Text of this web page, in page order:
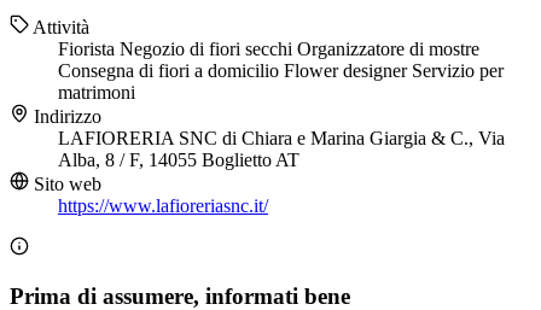
Attività
Fiorista Negozio di fiori secchi Organizzatore di mostre
Consegna di fiori a domicilio Flower designer Servizio per
matrimoni
Indirizzo
LAFIORERIA SNC di Chiara e Marina Giargia & C., Via
Alba, 8 / F, 14055 Boglietto AT
Sito web
https://www.lafioreriasnc.it/
Prima di assumere, informati bene